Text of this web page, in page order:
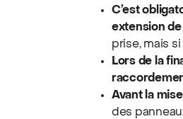
C’est
extension
prise, mais
Lors de la
Avant la
des